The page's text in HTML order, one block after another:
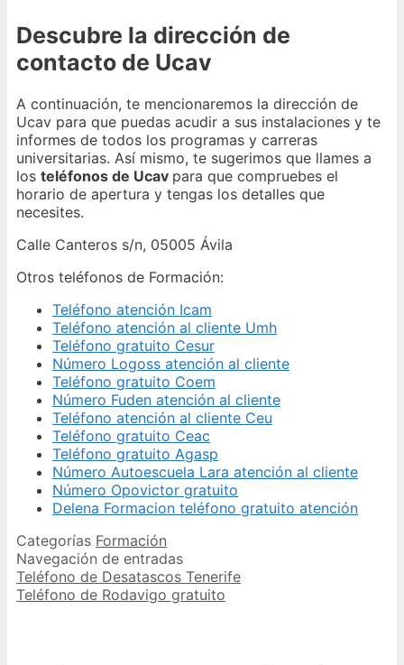
Descubre la dirección de
contacto de Ucav
A continuación, te mencionaremos la dirección de
Ucav para que puedas acudir a sus instalaciones y te
informes de todos los programas y carreras
universitarias. Así mismo, te sugerimos que llames a
los teléfonos de Ucav para que compruebes el
horario de apertura y tengas los detalles que
necesites.
Calle Canteros s/n, 05005 Ávila
Otros teléfonos de Formación:
Teléfono atención Icam
Teléfono atención al cliente Umh
Teléfono gratuito Cesur
Número Logoss atención al cliente
Teléfono gratuito Coem
Número Fuden atención al cliente
Teléfono atención al cliente Ceu
Teléfono gratuito Ceac
Teléfono gratuito Agasp
Número Autoescuela Lara atención al cliente
Número Opovictor gratuito
Delena Formacion teléfono gratuito atención
Categorías Formación
Navegación de entradas
Teléfono de Desatascos Tenerife
Teléfono de Rodavigo gratuito